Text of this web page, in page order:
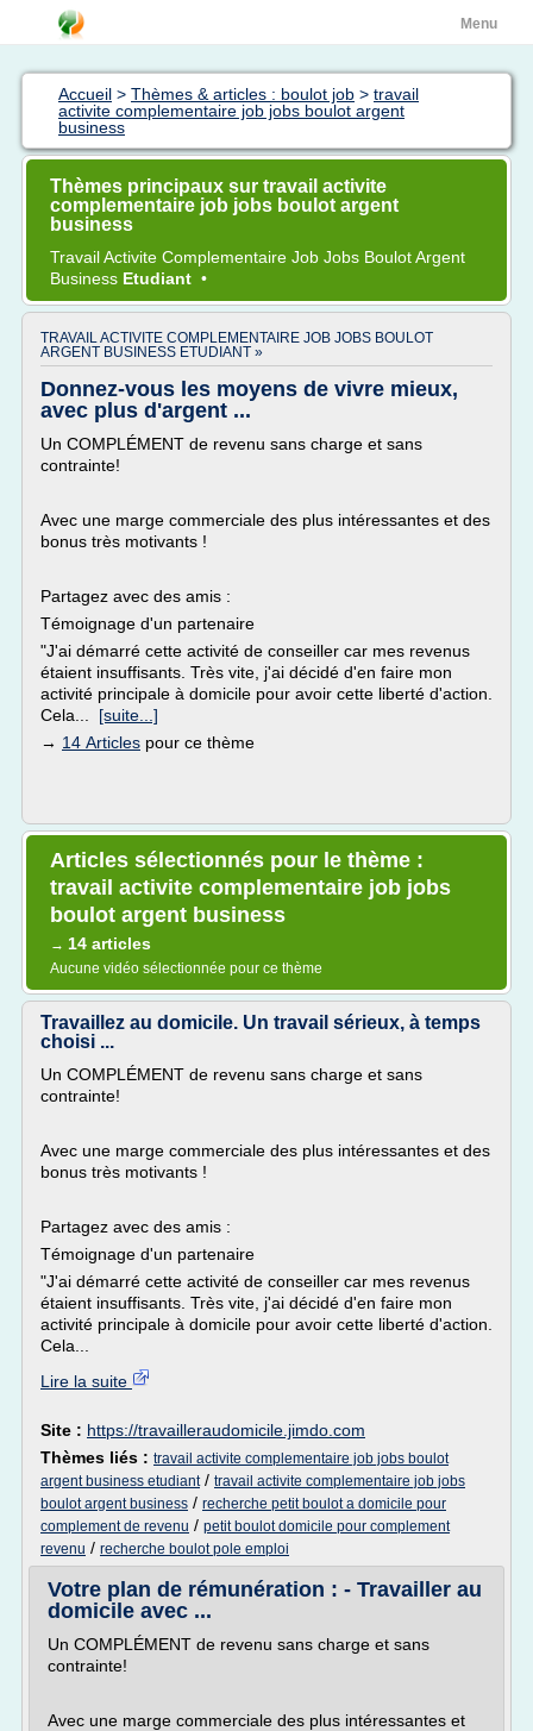
Menu
Accueil > Thèmes & articles : boulot job > travail
activite complementaire job jobs boulot argent
business
Thèmes principaux sur travail activite
complementaire job jobs boulot argent
business
Travail Activite Complementaire Job Jobs Boulot Argent
Business Etudiant •
TRAVAIL ACTIVITE COMPLEMENTAIRE JOB JOBS BOULOT
ARGENT BUSINESS ETUDIANT »
Donnez-vous les moyens de vivre mieux,
avec plus d'argent ...
Un COMPLÉMENT de revenu sans charge et sans
contrainte!
Avec une marge commerciale des plus intéressantes et des
bonus très motivants !
Partagez avec des amis :
Témoignage d'un partenaire
"J'ai démarré cette activité de conseiller car mes revenus
étaient insuffisants. Très vite, j'ai décidé d'en faire mon
activité principale à domicile pour avoir cette liberté d'action.
Cela... [suite...]
→ 14 Articles pour ce thème
Articles sélectionnés pour le thème :
travail activite complementaire job jobs
boulot argent business
→ 14 articles
Aucune vidéo sélectionnée pour ce thème
Travaillez au domicile. Un travail sérieux, à temps
choisi ...
Un COMPLÉMENT de revenu sans charge et sans
contrainte!
Avec une marge commerciale des plus intéressantes et des
bonus très motivants !
Partagez avec des amis :
Témoignage d'un partenaire
"J'ai démarré cette activité de conseiller car mes revenus
étaient insuffisants. Très vite, j'ai décidé d'en faire mon
activité principale à domicile pour avoir cette liberté d'action.
Cela...
Lire la suite
Site : https://travailleraudomicile.jimdo.com
Thèmes liés : travail activite complementaire job jobs boulot
argent business etudiant/ travail activite complementaire job jobs
boulot argent business / recherche petit boulot a domicile pour
complement de revenu / petit boulot domicile pour complement
revenu / recherche boulot pole emploi
Votre plan de rémunération : - Travailler au
domicile avec ...
Un COMPLÉMENT de revenu sans charge et sans
contrainte!
Avec une marge commerciale des plus intéressantes et